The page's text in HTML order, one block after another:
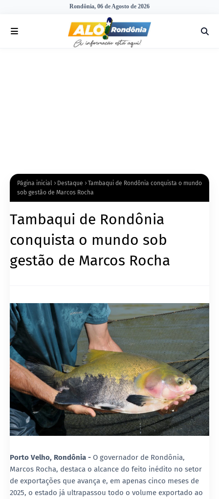
Rondônia, 06 de Agosto de 2026
Página inicial Destaque
Tambaqui de Rondônia conquista o mundo
sob gestão de Marcos Rocha
Tambaqui de Rondônia
conquista o mundo sob
gestão de Marcos Rocha
Porto Velho, Rondônia - O governador de Rondônia,
Marcos Rocha, destaca o alcance do feito inédito no setor
de exportações que avança e, em apenas cinco meses de
2025, o estado já ultrapassou todo o volume exportado ao